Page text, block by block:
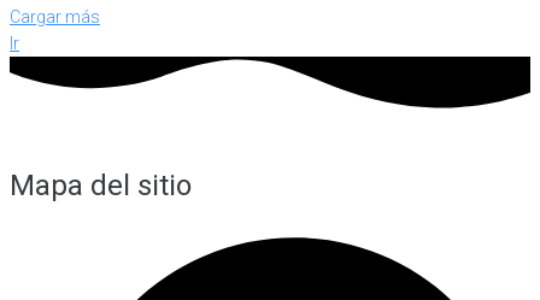
Cargar más
Ir
Mapa del sitio